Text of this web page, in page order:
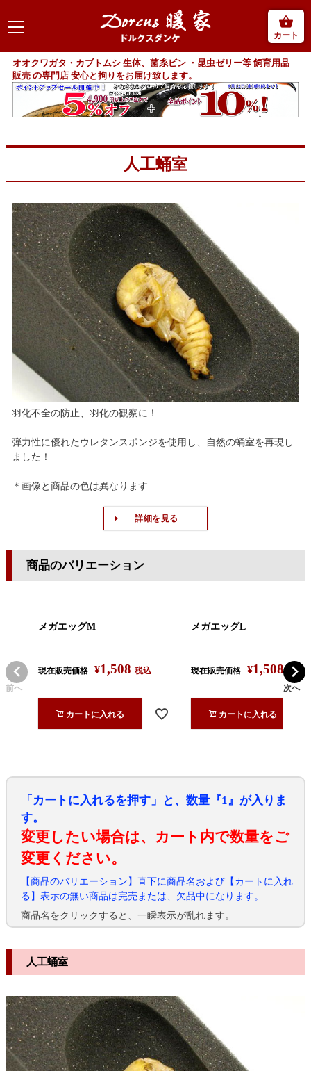
カート
オオクワガタ・カブトムシ 生体、菌糸ビン ・昆虫ゼリー等 飼育用品
販売 の専門店 安心と拘りをお届け致します。
人工蛹室
羽化不全の防止、羽化の観察に！
弾力性に優れたウレタンスポンジを使用し、自然の蛹室を再現し
ました！
＊画像と商品の色は異なります
詳細を見る
商品のバリエーション
前へ
メガエッグM
現在販売価格 ¥1,508 税込
カートに入れる
メガエッグL
現在販売価格 ¥1,508 税込
カートに入れる
次へ
「カートに入れるを押す」と、数量『1』が入りま
す。
変更したい場合は、カート内で数量をご
変更ください。
【商品のバリエーション】直下に商品名および【カートに入れ
る】表示の無い商品は完売または、欠品中になります。
商品名をクリックすると、一瞬表示が乱れます。
人工蛹室